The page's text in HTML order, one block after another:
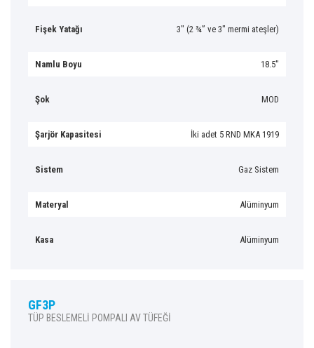
Fişek Yatağı 3″ (2 ¾” ve 3″ mermi ateşler)
Namlu Boyu 18.5″
Şok MOD
Şarjör Kapasitesi İki adet 5 RND MKA 1919
Sistem Gaz Sistem
Materyal Alüminyum
Kasa Alüminyum
GF3P
TÜP BESLEMELİ POMPALI AV TÜFEĞİ